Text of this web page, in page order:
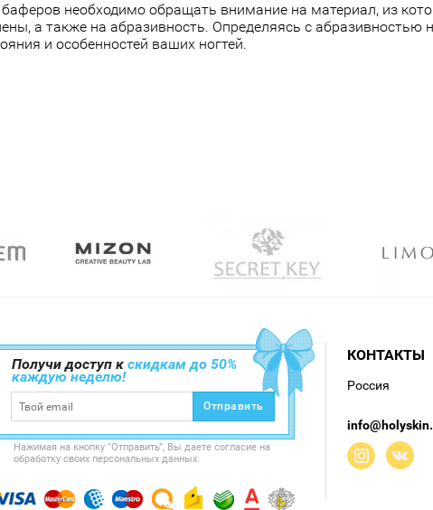
необходимо обращать внимание на материал, из
а также на абразивность. Определяясь с абразивностью
и особенностей ваших ногтей.
Получи доступ к скидкам до 50%
каждую неделю!
Отправить
Нажимая на кнопку “Отправить”, Вы даете согласие на
обработку своих персональных данных.
КОНТАКТЫ
Россия